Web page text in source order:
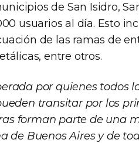
de San Isidro,
usuarios al día. Esto
de las ramas de
entre otros.
por quienes todos
transitar por los
forman parte de una
de Buenos Aires y de